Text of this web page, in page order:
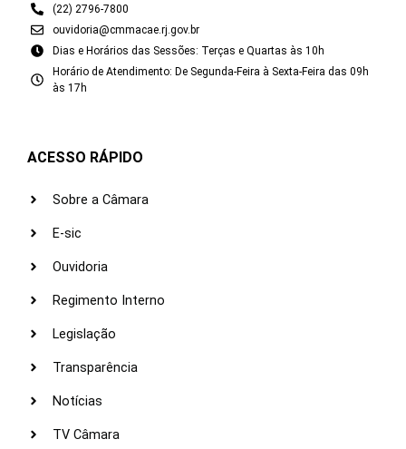
(22) 2796-7800
ouvidoria@cmmacae.rj.gov.br
Dias e Horários das Sessões: Terças e Quartas às 10h
Horário de Atendimento: De Segunda-Feira à Sexta-Feira das 09h
às 17h
ACESSO RÁPIDO
Sobre a Câmara
E-sic
Ouvidoria
Regimento Interno
Legislação
Transparência
Notícias
TV Câmara